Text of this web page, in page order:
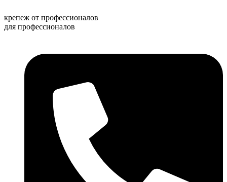
к
содержимому
крепеж от профессионалов
для профессионалов